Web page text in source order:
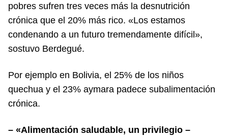
pobres sufren tres veces más la desnutrición
crónica que el 20% más rico. «Los estamos
condenando a un futuro tremendamente difícil»,
sostuvo Berdegué.
Por ejemplo en Bolivia, el 25% de los niños
quechua y el 23% aymara padece subalimentación
crónica.
– «Alimentación saludable, un privilegio –